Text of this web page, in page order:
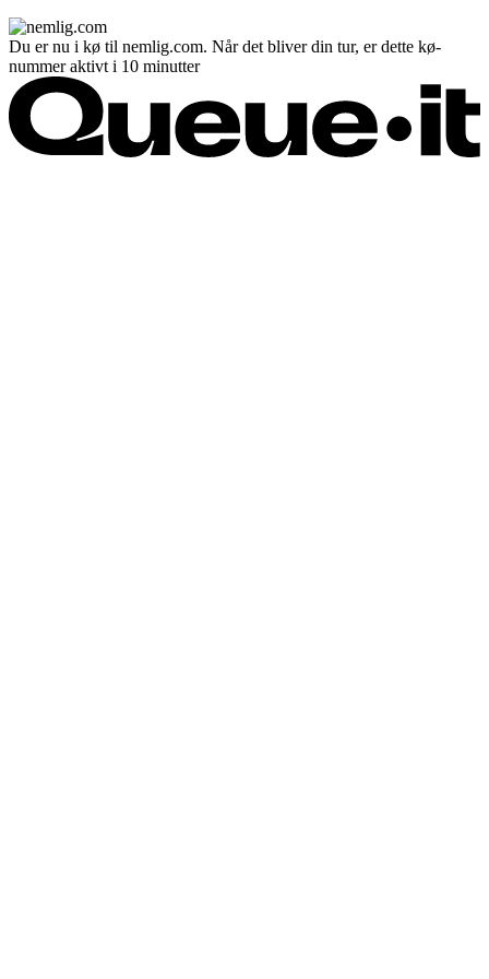
Du er nu i kø til nemlig.com. Når det bliver din tur, er dette kø-
nummer aktivt i 10 minutter